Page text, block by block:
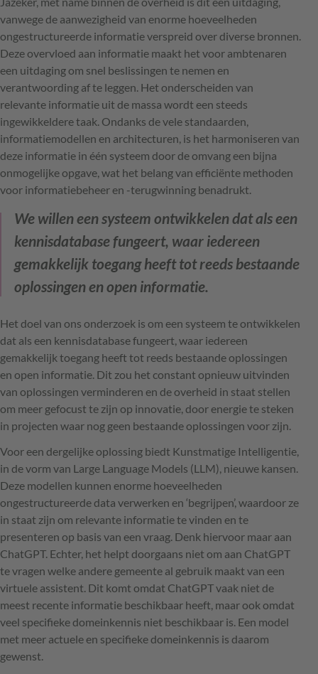
vanwege de aanwezigheid van enorme hoeveelheden
ongestructureerde informatie verspreid over diverse bronnen.
Deze overvloed aan informatie maakt het voor ambtenaren
een uitdaging om snel beslissingen te nemen en
verantwoording af te leggen. Het onderscheiden van
relevante informatie uit de massa wordt een steeds
ingewikkeldere taak. Ondanks de vele standaarden,
informatiemodellen en architecturen, is het harmoniseren van
deze informatie in één systeem door de omvang een bijna
onmogelijke opgave, wat het belang van efficiënte methoden
voor informatiebeheer en -terugwinning benadrukt.
We willen een systeem ontwikkelen dat als een
kennisdatabase fungeert, waar iedereen
gemakkelijk toegang heeft tot reeds bestaande
oplossingen en open informatie.
Het doel van ons onderzoek is om een systeem te ontwikkelen
dat als een kennisdatabase fungeert, waar iedereen
gemakkelijk toegang heeft tot reeds bestaande oplossingen
en open informatie. Dit zou het constant opnieuw uitvinden
van oplossingen verminderen en de overheid in staat stellen
om meer gefocust te zijn op innovatie, door energie te steken
in projecten waar nog geen bestaande oplossingen voor zijn.
Voor een dergelijke oplossing biedt Kunstmatige Intelligentie,
in de vorm van Large Language Models (LLM), nieuwe kansen.
Deze modellen kunnen enorme hoeveelheden
ongestructureerde data verwerken en ‘begrijpen’, waardoor ze
in staat zijn om relevante informatie te vinden en te
presenteren op basis van een vraag. Denk hiervoor maar aan
ChatGPT. Echter, het helpt doorgaans niet om aan ChatGPT
te vragen welke andere gemeente al gebruik maakt van een
virtuele assistent. Dit komt omdat ChatGPT vaak niet de
meest recente informatie beschikbaar heeft, maar ook omdat
veel specifieke domeinkennis niet beschikbaar is. Een model
met meer actuele en specifieke domeinkennis is daarom
gewenst.